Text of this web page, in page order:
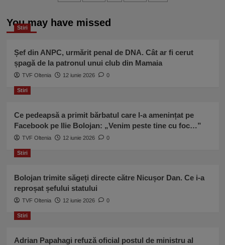
la
şi
Guvernul
său
pandemia
de
sub
control
You may have missed
Stiri
Șef din ANPC, urmărit penal de DNA. Cât ar fi cerut
șpagă de la patronul unui club din Mamaia
TVF Oltenia 12 iunie 2026 0
Stiri
Ce pedeapsă a primit bărbatul care l-a amenințat pe
Facebook pe Ilie Bolojan: „Venim peste tine cu foc…”
TVF Oltenia 12 iunie 2026 0
Stiri
Bolojan trimite săgeți directe către Nicușor Dan. Ce i-a
reproșat șefului statului
TVF Oltenia 12 iunie 2026 0
Stiri
Adrian Papahagi refuză oficial postul de ministru al